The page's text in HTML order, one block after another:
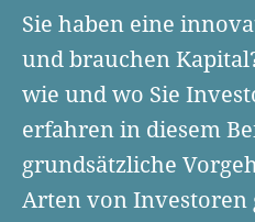
Bin ich ein Gründer?
Geschäftsmodell
Businessplan schreiben
Businessplan-Vorlage &
Firma gründen: 10 Tipps
UG gründen
GmbH gründen
Wachsen
6 Tipps zum Start
Finanzieren
Sie haben eine
und brauchen
wie und wo Sie
erfahren in diesem
grundsätzliche
Arten von Investoren